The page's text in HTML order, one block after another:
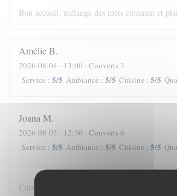
Bon accueil, mélange des mets étonnant et
AmélieB
2026-08-04 - 13:00 - Couverts 3
Service : 5/5 Ambiance : 5/5 Cuisine : 5/5
Joana M
2026-08-03 - 12:30 - Couverts 6
Service : 5/5 Ambiance : 5/5 Cuisine : 5/5
Cuisine originale, subtile et authentique. Le